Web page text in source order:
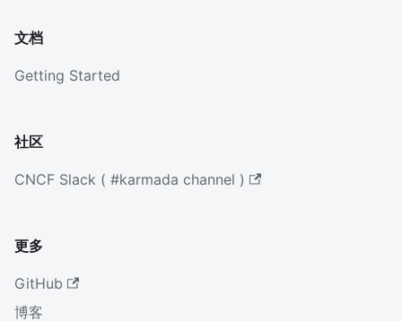
文档
Getting Started
社区
CNCF Slack ( #karmada channel )
更多
GitHub
博客